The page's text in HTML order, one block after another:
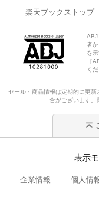
楽天ブックストップ
ABJ
者
を
［
くだ
セール・商品情報は定期的に更
合がございます。
表示
企業情報 個人情